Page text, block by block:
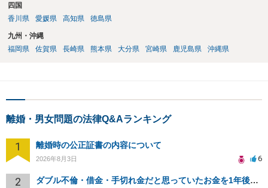
四国
香川県
愛媛県 高知県 徳島県
九州・沖縄
福岡県
佐賀県 長崎県 熊本県 大分県 宮崎県 鹿児島県 沖縄県
離婚・男女問題の法律Q&Aランキング
1 離婚時の公正証書の内容について
2026年8月3日 6
2 ダブル不倫・借金・手切れ金だと思っていたお金を1年後いまさら脅迫罪として通知書が来てまとめて請求